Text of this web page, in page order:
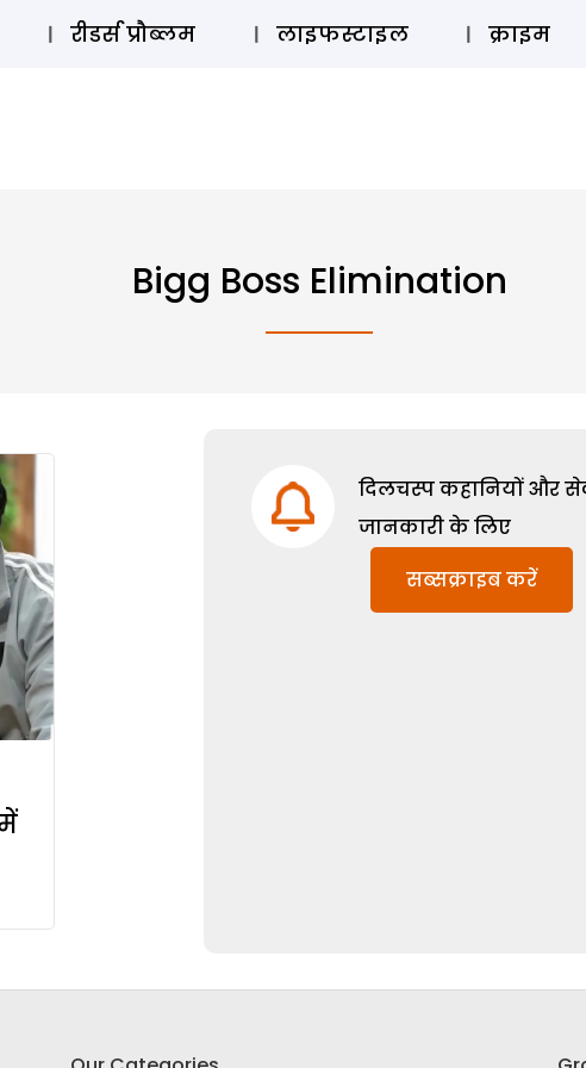
ऑडियो
रीडर्स प्रौब्लम लाइफस्टाइल क्राइम
Bigg Boss Elimination
दिलचस्प कहानियों और
जानकारी के लिए
सब्सक्राइब करें